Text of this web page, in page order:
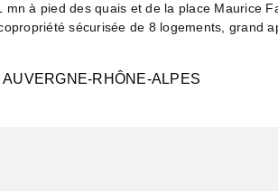
à pied des quais et de la place Maurice
sécurisée de 8 logements, grand
AUVERGNE-RHÔNE-ALPES